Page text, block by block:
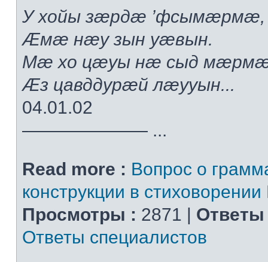
У хойы зæрдæ
Æмæ нæу зын уæвын.
Мæ хо цæуы нæ сыд
Æз цавддурæй лæууын...
04.01.02
——————— ...
Read more : Вопрос о
конструкции в
Просмотры : 2871 | Ответы
Ответы специалистов